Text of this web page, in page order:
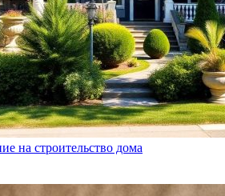
на строительство дома